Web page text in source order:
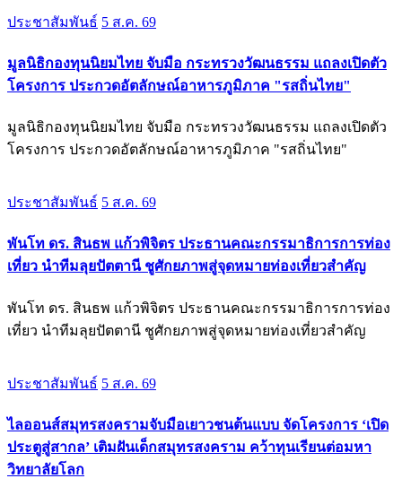
ประชาสัมพันธ์ 5 ส.ค. 69
มูลนิธิกองทุนนิยมไทย จับมือ กระทรวงวัฒนธรรม แถลงเปิดตัว
โครงการ ประกวดอัตลักษณ์อาหารภูมิภาค "รสถิ่นไทย"
มูลนิธิกองทุนนิยมไทย จับมือ กระทรวงวัฒนธรรม แถลงเปิดตัว
โครงการ ประกวดอัตลักษณ์อาหารภูมิภาค "รสถิ่นไทย"
ประชาสัมพันธ์ 5 ส.ค. 69
พันโท ดร. สินธพ แก้วพิจิตร ประธานคณะกรรมาธิการการท่อง
เที่ยว นำทีมลุยปัตตานี ชูศักยภาพสู่จุดหมายท่องเที่ยวสำคัญ
พันโท ดร. สินธพ แก้วพิจิตร ประธานคณะกรรมาธิการการท่อง
เที่ยว นำทีมลุยปัตตานี ชูศักยภาพสู่จุดหมายท่องเที่ยวสำคัญ
ประชาสัมพันธ์ 5 ส.ค. 69
ไลออนส์สมุทรสงครามจับมือเยาวชนต้นแบบ จัดโครงการ ‘เปิด
ประตูสู่สากล’ เติมฝันเด็กสมุทรสงคราม คว้าทุนเรียนต่อมหา
วิทยาลัยโลก